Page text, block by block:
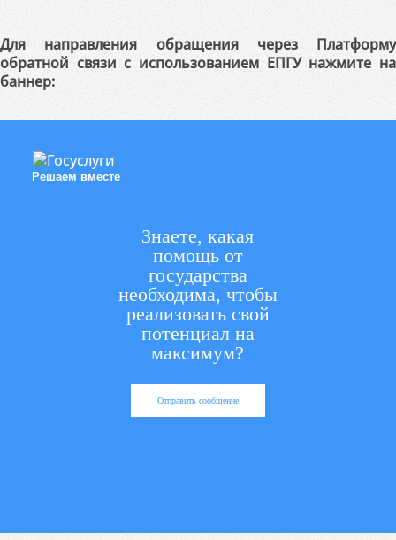
Для направления обращения через Платформу
обратной связи с использованием ЕПГУ нажмите на
баннер:
Решаем вместе
Знаете, какая
помощь от
государства
необходима, чтобы
реализовать свой
потенциал на
максимум?
Отправить сообщение